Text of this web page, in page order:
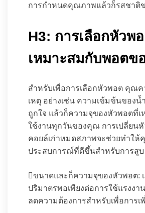
การกำหนดคุณภาพแล้วก็รสชาติ
H3: การเลือกหัวพ
เหมาะสมกับพอตข
สำหรับเพื่อการเลือกหัวพอต คุณ
เหตุ อย่างเช่น ความเข้มข้นของ
ถูกใจ แล้วก็ความจุของหัวพอตที่เ
ใช้งานทุกวันของคุณ การเปลี่ยนหั
คอยล์เก่าหมดสภาพจะช่วยทำให้
ประสบการณ์ที่ดีขึ้นสำหรับการสูบ
ขนาดและก็ความจุของหัวพอต:
ปริมาตรพอเพียงต่อการใช้แรงงา
ลดความต้องการสำหรับเพื่อการเ